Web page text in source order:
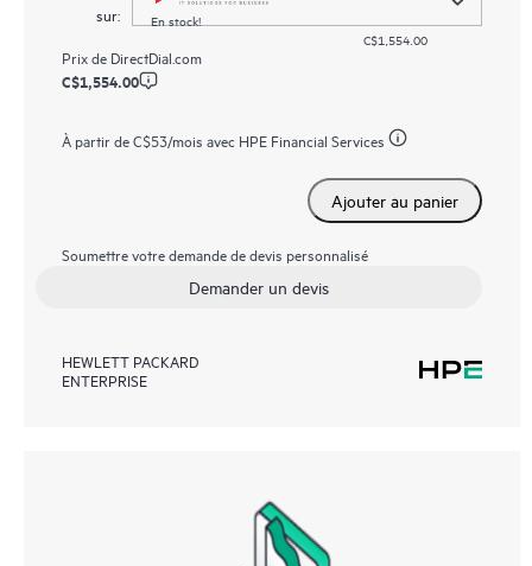
sur:
En stock!
C$1,554.00
Prix de DirectDial.com
C$1,554.00
À partir deC$53/mois avec HPE Financial Services
Ajouter au panier
Soumettre votre demande de devis personnalisé
Demander un devis
HEWLETT PACKARD
ENTERPRISE